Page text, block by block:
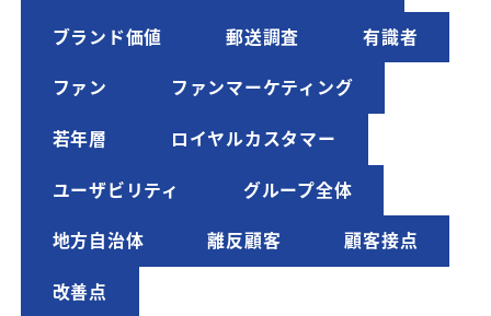
ブランド価値 郵送調査 有識者
ファン ファンマーケティング
若年層 ロイヤルカスタマー
ユーザビリティ グループ全体
地方自治体 離反顧客 顧客接点
改善点